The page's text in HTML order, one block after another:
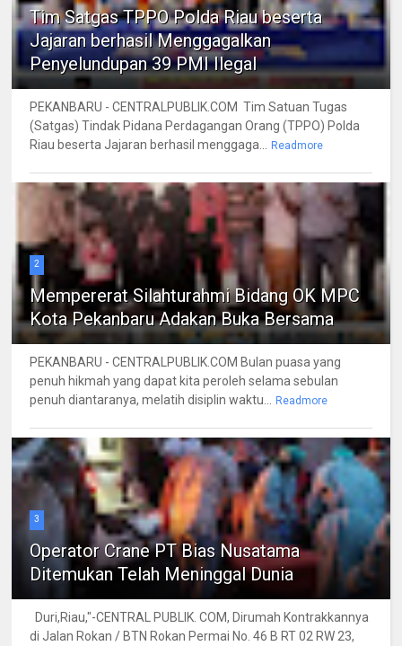
Tim Satgas TPPO Polda Riau beserta
Jajaran berhasil Menggagalkan
Penyelundupan 39 PMI Ilegal
PEKANBARU - CENTRALPUBLIK.COM Tim Satuan Tugas
(Satgas) Tindak Pidana Perdagangan Orang (TPPO) Polda
Riau beserta Jajaran berhasil menggaga...
Readmore
2
Mempererat Silahturahmi Bidang OK MPC
Kota Pekanbaru Adakan Buka Bersama
PEKANBARU - CENTRALPUBLIK.COM Bulan puasa yang
penuh hikmah yang dapat kita peroleh selama sebulan
penuh diantaranya, melatih disiplin waktu...
Readmore
3
Operator Crane PT Bias Nusatama
Ditemukan Telah Meninggal Dunia
Duri,Riau,"-CENTRAL PUBLIK. COM, Dirumah Kontrakkannya
di Jalan Rokan / BTN Rokan Permai No. 46 B RT 02 RW 23,